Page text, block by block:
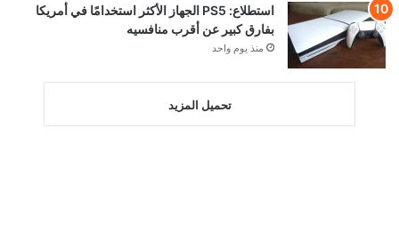
استطلاع: PS5 الجهاز الأكثر استخدامًا في أمريكا
بفارق كبير عن أقرب منافسيه
منذ يوم واحد
تحميل المزيد